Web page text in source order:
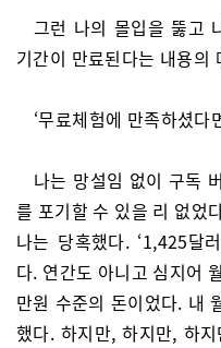
그런 나의 몰입을 뚫고
기간이 만료된다는 내용의
‘무료체험에 만족하셨다
나는 망설임 없이 구독
를 포기할 수 있을 리 없었
나는 당혹했다. ‘1,425달
다. 연간도 아니고 심지어
만원 수준의 돈이었다. 내
했다. 하지만, 하지만, 하